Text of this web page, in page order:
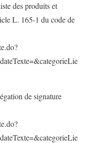
des produits et
L. 165-1 du code de
de signature